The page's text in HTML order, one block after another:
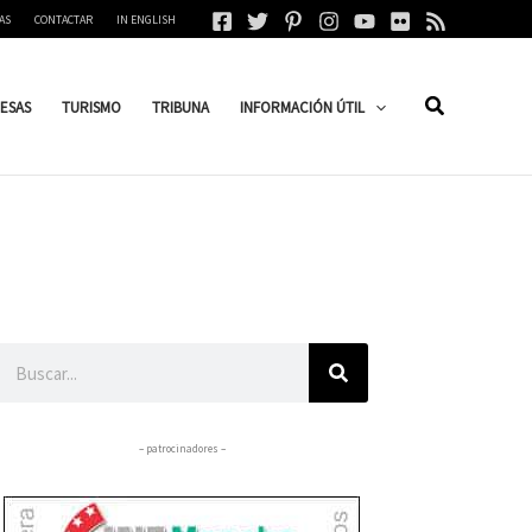
CONTACTAR IN ENGLISH
TURISMO TRIBUNA INFORMACIÓN ÚTIL
– patrocinadores –